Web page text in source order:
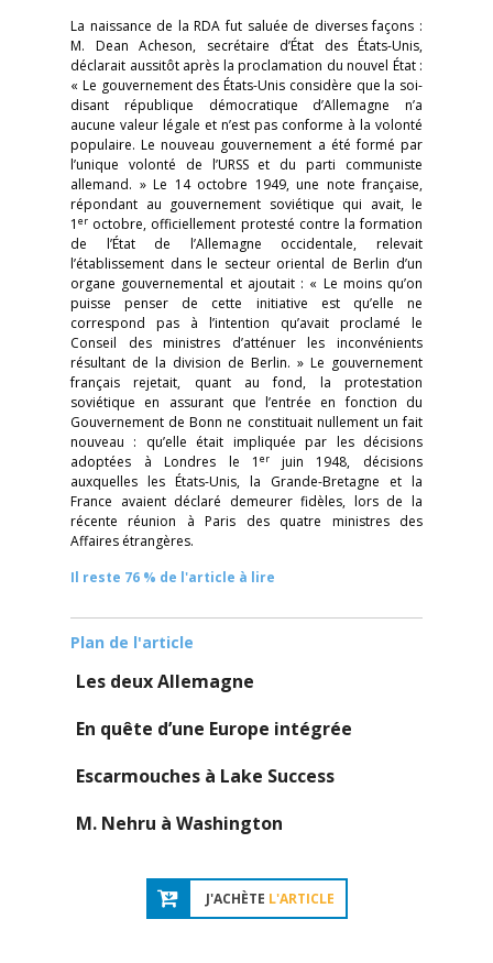
La naissance de la RDA fut saluée de diverses façons :
M. Dean Acheson, secrétaire d’État des États-Unis,
déclarait aussitôt après la proclamation du nouvel État :
« Le gouvernement des États-Unis considère que la soi-
disant république démocratique d’Allemagne n’a
aucune valeur légale et n’est pas conforme à la volonté
populaire. Le nouveau gouvernement a été formé par
l’unique volonté de l’URSS et du parti communiste
allemand. » Le 14 octobre 1949, une note française,
répondant au gouvernement soviétique qui avait, le
1 er octobre, officiellement protesté contre la formation
de l’État de l’Allemagne occidentale, relevait
l’établissement dans le secteur oriental de Berlin d’un
organe gouvernemental et ajoutait : « Le moins qu’on
puisse penser de cette initiative est qu’elle ne
correspond pas à l’intention qu’avait proclamé le
Conseil des ministres d’atténuer les inconvénients
résultant de la division de Berlin. » Le gouvernement
français rejetait, quant au fond, la protestation
soviétique en assurant que l’entrée en fonction du
Gouvernement de Bonn ne constituait nullement un fait
nouveau : qu’elle était impliquée par les décisions
adoptées à Londres le 1er juin 1948, décisions
auxquelles les États-Unis, la Grande-Bretagne et la
France avaient déclaré demeurer fidèles, lors de la
récente réunion à Paris des quatre ministres des
Affaires étrangères.
Il reste 76 % de l'article à lire
Plan de l'article
Les deux Allemagne
En quête d’une Europe intégrée
Escarmouches à Lake Success
M. Nehru à Washington
J'ACHÈTE L'ARTICLE